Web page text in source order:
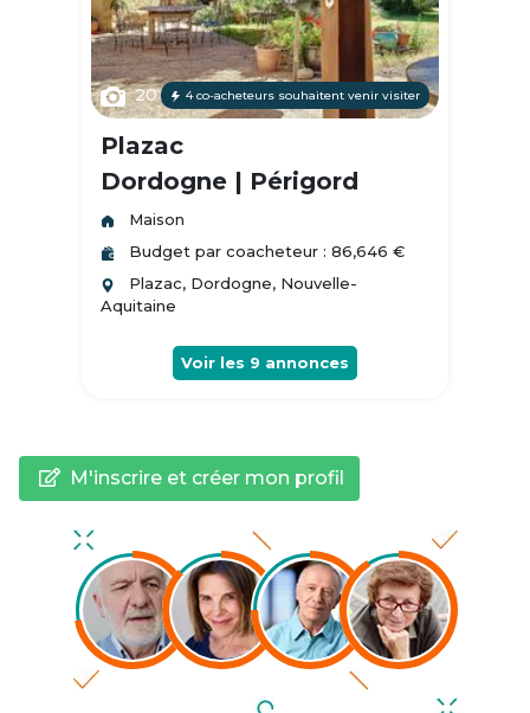
20 4 co-acheteurs souhaitent venir visiter
Plazac
Dordogne | Périgord
Maison
Budget par coacheteur : 86,646 €
Plazac, Dordogne, Nouvelle-
Aquitaine
Voir les 9 annonces
M'inscrire et créer mon profil